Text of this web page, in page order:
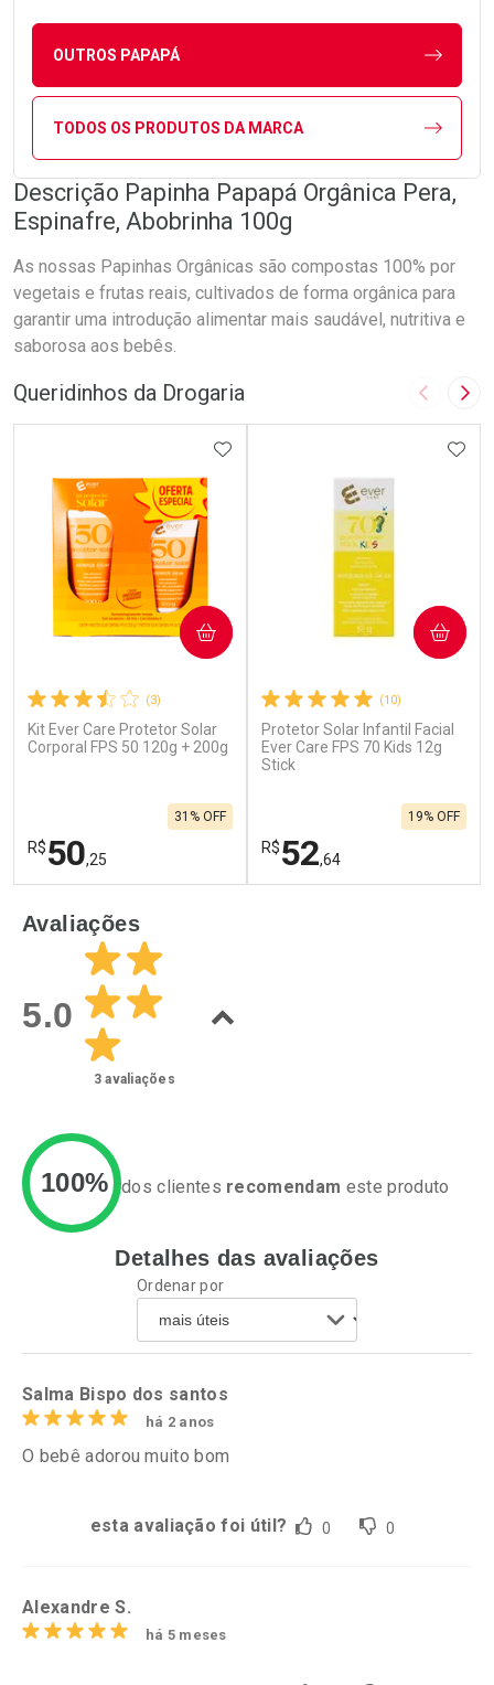
OUTROS PAPAPÁ
TODOS OS PRODUTOS DA MARCA
Descrição Papinha Papapá Orgânica Pera,
Espinafre, Abobrinha 100g
As nossas Papinhas Orgânicas são compostas 100% por
vegetais e frutas reais, cultivados de forma orgânica para
garantir uma introdução alimentar mais saudável, nutritiva e
saborosa aos bebês.
Queridinhos da Drogaria Imagem
(3)
Kit Ever Care Protetor Solar
Corporal FPS 50 120g + 200g
R$50,25
31% OFF
ADICIONAR AOS FAVORITOS
COMPRAR
Laboratório
Ativar Desconto
Comprar sem Desconto
Por R$ 50,25/cada
Por Menos
Comprar sem Desconto
(10)
Protetor Solar Infantil Facial
Ever Care FPS 70 Kids 12g
Stick
R$52,64
19% OFF
COMPRAR
Ativar Desconto
Comprar sem Desconto
Por R$ 52,64/cada
Avaliações
5.0
3 avaliações
100% dos clientes recomendam este produto
Detalhes das avaliações
Ordenar por
Salma Bispo dos santos
há 2 anos
O bebê adorou muito bom
esta avaliação foi útil? 0 0
Alexandre S.
há 5 meses